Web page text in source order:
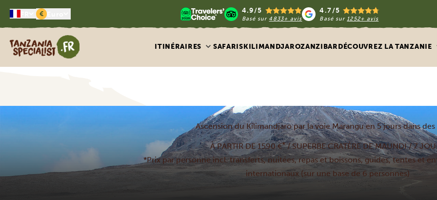
€ 4.9/5
Basé sur 4833+ avis
4.7/5
Basé sur1252+ avis
Tanzania Specialist
ITINÉRAIRES SAFARISKILIMANDJAROZANZIBARDÉCOUVREZ LA TANZANIE
Ascension du Kilimandjaro par la voie Marangu en 5 jours dans
À PARTIR DE 1590 €*/ SUPERBE CRATÈRE DE MAUNDI / 7
*Prix par personne incl. transferts, nuitées, repas et boissons, guides, tentes et
internationaux (sur une base de 6 personnes)